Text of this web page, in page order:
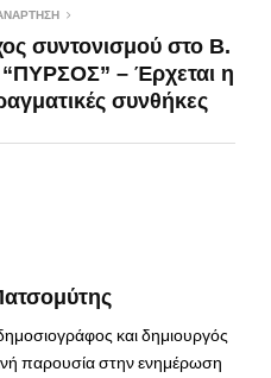
συντονισμού στο Β.
– Έρχεται η
συνθήκες
και δημιουργός
παρουσία στην ενημέρωση